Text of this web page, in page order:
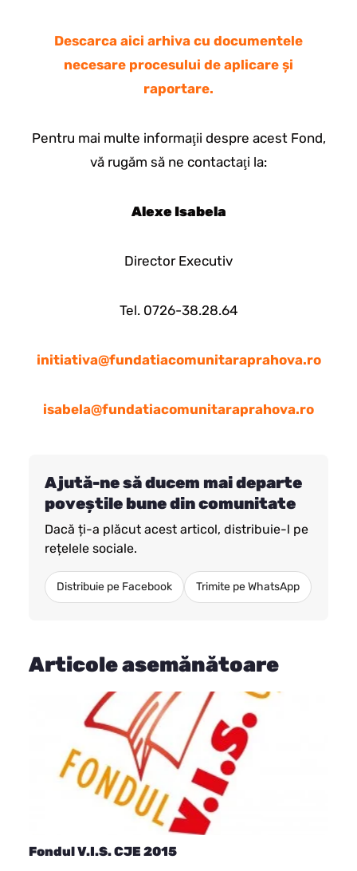
Descarca aici arhiva cu documentele
necesare procesului de aplicare și
raportare.
Pentru mai multe informaţii despre acest Fond,
vă rugăm să ne contactaţi la:
Alexe Isabela
Director Executiv
Tel. 0726-38.28.64
initiativa@fundatiacomunitaraprahova.ro
isabela@fundatiacomunitaraprahova.ro
Ajută-ne să ducem mai departe
poveștile bune din comunitate
Dacă ți-a plăcut acest articol, distribuie-l pe
rețelele sociale.
Distribuie pe Facebook Trimite pe WhatsApp
Articole asemănătoare
Fondul V.I.S. CJE 2015